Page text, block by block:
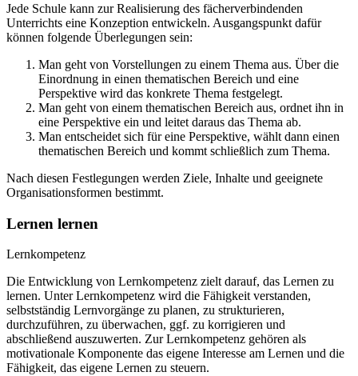
Jede Schule kann zur Realisierung des fächerverbindenden
Unterrichts eine Konzeption entwickeln. Ausgangspunkt dafür
können folgende Überlegungen sein:
Man geht von Vorstellungen zu einem Thema aus. Über die
Einordnung in einen thematischen Bereich und eine
Perspektive wird das konkrete Thema festgelegt.
Man geht von einem thematischen Bereich aus, ordnet ihn in
eine Perspektive ein und leitet daraus das Thema ab.
Man entscheidet sich für eine Perspektive, wählt dann einen
thematischen Bereich und kommt schließlich zum Thema.
Nach diesen Festlegungen werden Ziele, Inhalte und geeignete
Organisationsformen bestimmt.
Lernen lernen
Lernkompetenz
Die Entwicklung von Lernkompetenz zielt darauf, das Lernen zu
lernen. Unter Lernkompetenz wird die Fähigkeit verstanden,
selbstständig Lernvorgänge zu planen, zu strukturieren,
durchzuführen, zu überwachen, ggf. zu korrigieren und
abschließend auszuwerten. Zur Lernkompetenz gehören als
motivationale Komponente das eigene Interesse am Lernen und die
Fähigkeit, das eigene Lernen zu steuern.